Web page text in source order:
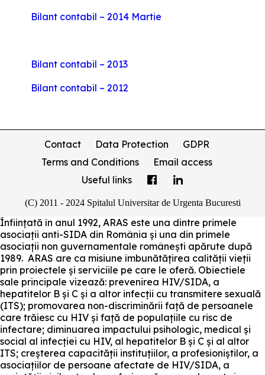
Bilant contabil – 2014 Martie
Bilant contabil – 2013
Bilant contabil – 2012
Contact Data Protection
GDPR
Terms and Conditions
Email access
Useful links
(C) 2011 - 2024 Spitalul Universitar de Urgenta Bucuresti
Înființată în anul 1992, ARAS este una dintre primele
asociații anti-SIDA din România și una din primele
asociații non guvernamentale românești apărute după
1989. ARAS are ca misiune îmbunătățirea calității vieții
prin proiectele și serviciile pe care le oferă. Obiectiele
sale principale vizează: prevenirea HIV/SIDA, a
hepatitelor B și C și a altor infecții cu transmitere sexuală
(ITS); promovarea non-discriminării față de persoanele
care trăiesc cu HIV și față de populațiile cu risc de
infectare; diminuarea impactului psihologic, medical și
social al infecției cu HIV, al hepatitelor B și C și al altor
ITS; creșterea capacității instituțiilor, a profesioniștilor, a
asociațiilor de persoane afectate de HIV/SIDA, a